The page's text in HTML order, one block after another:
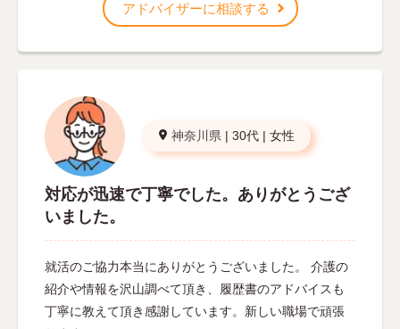
アドバイザーに相談する
神奈川県 | 30代 | 女性
対応が迅速で丁寧でした。ありがとうござ
いました。
就活のご協力本当にありがとうございました。 介護の
紹介や情報を沢山調べて頂き、履歴書のアドバイスも
丁寧に教えて頂き感謝しています。新しい職場で頑張